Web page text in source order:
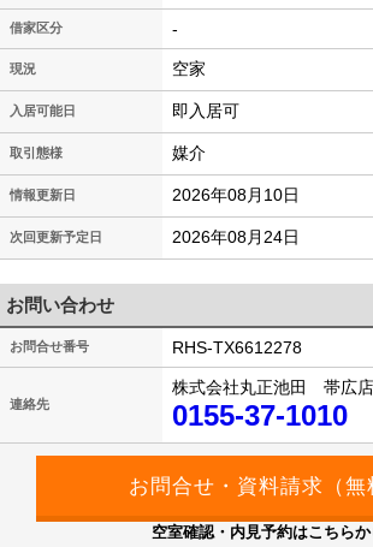
借家区分 -
現況 空家
入居可能日 即入居可
取引態様 媒介
情報更新日 2026年08月10日
次回更新予定日 2026年08月24日
お問い合わせ
お問合せ番号 RHS-TX6612278
連絡先
株式会社丸正池田 帯広店
0155-37-1010
空室確認・内見予約はこちらか